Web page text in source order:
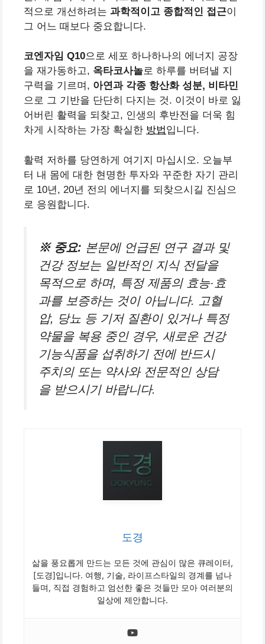
적으로 개선하려는 과학적이고 종합적인 접근이
그 어느 때보다 중요합니다.
코엔자임 Q10으로 세포 하나하나의 에너지 공장
을 재가동하고, 옥타코사놀로 하루를 버텨낼 지
구력을 기르며, 아연과 각종 항산화 성분, 비타민
으로 그 기반을 단단히 다지는 것. 이것이 바로 잃
어버린 활력을 되찾고, 인생의 후반전을 더욱 힘
차게 시작하는 가장 확실한 방법입니다.
활력 저하를 당연하게 여기지 마십시오. 오늘부
터 내 몸에 대한 현명한 투자와 꾸준한 자기 관리
로 10년, 20년 전의 에너지를 되찾으시길 진심으
로 응원합니다.
※ 중요: 본문에 언급된 연구 결과 및
건강 정보는 일반적인 지식 전달을
목적으로 하며, 특정 제품의 효능·효
과를 보증하는 것이 아닙니다. 고혈
압, 당뇨 등 기저 질환이 있거나 특정
약물을 복용 중인 경우, 새로운 건강
기능식품을 섭취하기 전에 반드시
주치의 또는 약사와 전문적인 상담
을 받으시기 바랍니다.
도경
삶을 풍요롭게 만드는 모든 것에 관심이 많은 큐레이터,
[도경]입니다. 여행, 기술, 라이프스타일의 경계를 넘나
들며, 직접 경험하고 엄선한 좋은 것들만 모아 여러분의
일상에 제안합니다.